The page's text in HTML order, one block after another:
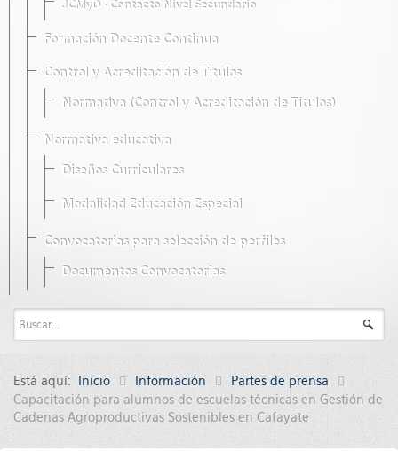
JCMyD · Contacto Nivel Secundario
Formación Docente Continua
Control y Acreditación de Títulos
Normativa (Control y Acreditación de Títulos)
Normativa educativa
Diseños Curriculares
Modalidad Educación Especial
Convocatorias para selección de perfiles
Documentos Convocatorias
Está aquí: Inicio Información
Partes de prensa
Capacitación para alumnos de escuelas técnicas en Gestión de
Cadenas Agroproductivas Sostenibles en Cafayate